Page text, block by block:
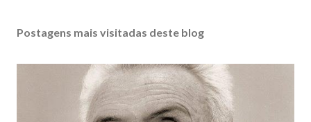
Postagens mais visitadas deste blog